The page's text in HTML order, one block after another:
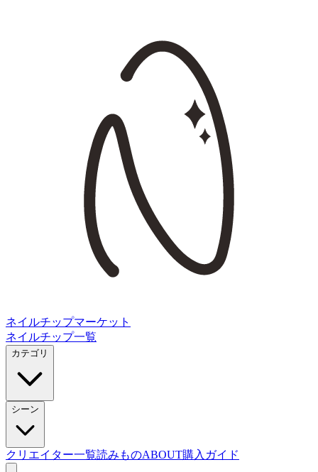
ネイルチップマーケット
ネイルチップ一覧
カテゴリ
シーン
クリエイター一覧読みものABOUT購入ガイド